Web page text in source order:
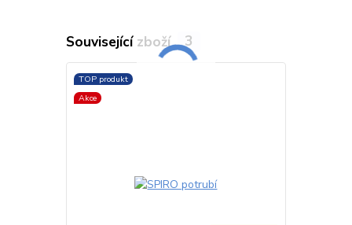
Související zboží 3
TOP produkt
Akce